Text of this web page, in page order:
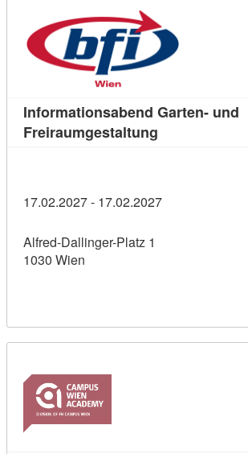
Informationsabend Garten- und
Freiraumgestaltung
17.02.2027 - 17.02.2027
Alfred-Dallinger-Platz 1
1030 Wien